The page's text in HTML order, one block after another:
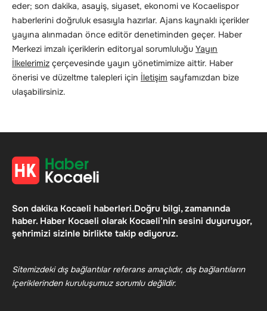
eder; son dakika, asayiş, siyaset, ekonomi ve Kocaelispor
haberlerini doğruluk esasıyla hazırlar. Ajans kaynaklı içerikler
yayına alınmadan önce editör denetiminden geçer. Haber
Merkezi imzalı içeriklerin editoryal sorumluluğu Yayın
İlkelerimiz çerçevesinde yayın yönetimimize aittir. Haber
önerisi ve düzeltme talepleri için İletişim sayfamızdan bize
ulaşabilirsiniz.
Son dakika Kocaeli haberleri.Doğru bilgi, zamanında
haber. Haber Kocaeli olarak Kocaeli’nin sesini duyuruyor,
şehrimizi sizinle birlikte takip ediyoruz.
Sitemizdeki dış bağlantılar referans amaçlıdır, dış bağlantıların
içeriklerinden kuruluşumuz sorumlu değildir.